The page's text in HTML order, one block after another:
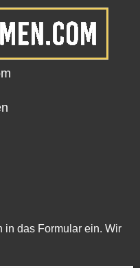
in das Formular ein. Wir